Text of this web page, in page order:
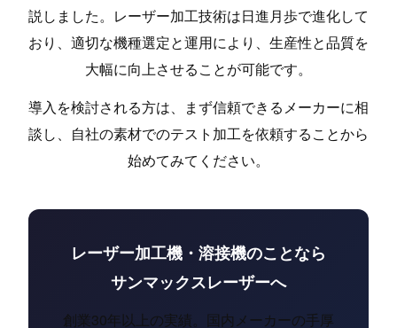
説しました。レーザー加工技術は日進月歩で進化して
おり、適切な機種選定と運用により、生産性と品質を
大幅に向上させることが可能です。
導入を検討される方は、まず信頼できるメーカーに相
談し、自社の素材でのテスト加工を依頼することから
始めてみてください。
レーザー加工機・溶接機のことなら
サンマックスレーザーへ
創業30年以上の実績。国内メーカーの手厚